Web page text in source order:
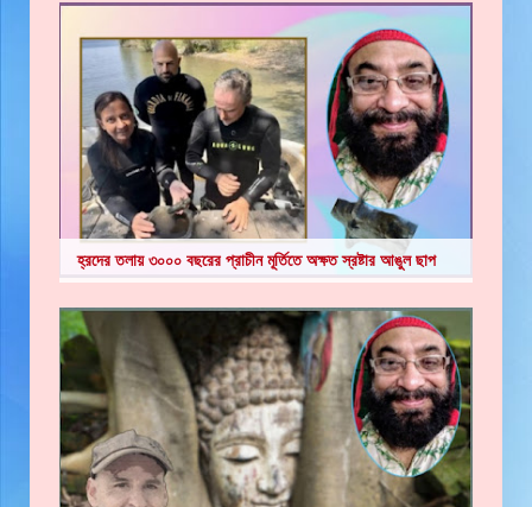
হ্রদের তলায় ৩০০০ বছরের প্রাচীন মূর্তিতে অক্ষত স্রষ্টার আঙুল ছাপ